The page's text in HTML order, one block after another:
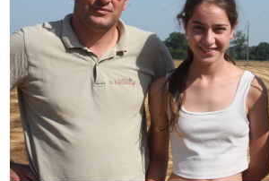
dimanche matin avec quelques
lotissement.